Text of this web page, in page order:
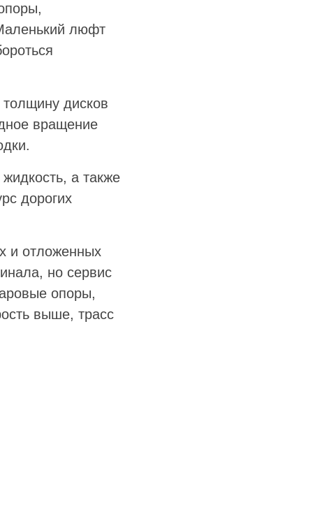
люфт
дисков
вращение
а также
дорогих
и отложенных
но сервис
опоры,
выше, трасс